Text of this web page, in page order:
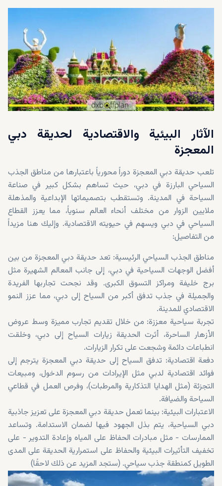
الآثار البيئية والاقتصادية لحديقة دبي
المعجزة
تلعب حديقة دبي المعجزة دوراً محورياً باعتبارها من مناطق الجذب
السياحي البارزة في دبي، حيث تساهم بشكل كبير في صناعة
السياحة في المدينة. وتستقطب بتصميماتها الإبداعية والمذهلة
ملايين الزوار من مختلف أنحاء العالم سنوياً، مما يعزز القطاع
السياحي في دبي ويسهم في حيويته الاقتصادية. وإليك هنا مزيداً
من التفاصيل:
مناطق الجذب السياحي الرئيسية: تعد حديقة دبي المعجزة من بين
أفضل الوجهات السياحية في دبي، إلى جانب المعالم الشهيرة مثل
برج خليفة ومراكز التسوق الكبرى. وقد نجحت تجاربها الفريدة
والجميلة في جذب تدفق أكبر من السياح إلى دبي، مما عزز النمو
الاقتصادي للمدينة.
تجربة سياحية معززة: من خلال تقديم تجارب مميزة وسط عروض
الأزهار الساحرة، أثرت الحديقة زيارات السياح إلى دبي، وخلقت
انطباعات دائمة وشجعت على تكرار الزيارات.
دفعة اقتصادية: تدفق السياح إلى حديقة دبي المعجزة يترجم إلى
فوائد اقتصادية لدبي مثل الإيرادات من رسوم الدخول، ومبيعات
التجزئة (مثل الهدايا التذكارية والمرطبات)، وفرص العمل في قطاعي
السياحة والضيافة.
الاعتبارات البيئية: بينما تعمل حديقة دبي المعجزة على تعزيز جاذبية
دبي السياحية، يتم بذل الجهود فيها لضمان الاستدامة. وتساعد
الممارسات - مثل مبادرات الحفاظ على المياه وإعادة التدوير - على
تخفيف التأثيرات البيئية والحفاظ على استمرارية الحديقة على المدى
الطويل كمنطقة جذب سياحي. (ستجد المزيد عن ذلك لاحقًا)